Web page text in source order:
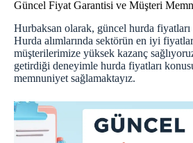
Güncel Fiyat Garantisi ve Müşteri
Hurbaksan olarak, güncel hurda fiyatları
Hurda alımlarında sektörün en iyi
müşterilerimize yüksek kazanç
getirdiği deneyimle hurda fiyatları
memnuniyet sağlamaktayız.